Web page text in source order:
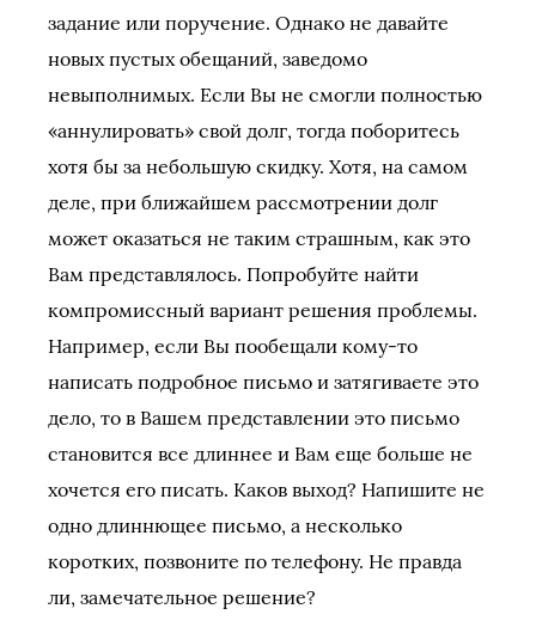
задание или поручение. Однако не давайте
новых пустых обещаний, заведомо
невыполнимых. Если Вы не смогли полностью
«аннулировать» свой долг, тогда поборитесь
хотя бы за небольшую скидку. Хотя, на самом
деле, при ближайшем рассмотрении долг
может оказаться не таким страшным, как это
Вам представлялось. Попробуйте найти
компромиссный вариант решения проблемы.
Например, если Вы пообещали кому-то
написать подробное письмо и затягиваете это
дело, то в Вашем представлении это письмо
становится все длиннее и Вам еще больше не
хочется его писать. Каков выход? Напишите не
одно длиннющее письмо, а несколько
коротких, позвоните по телефону. Не правда
ли, замечательное решение?